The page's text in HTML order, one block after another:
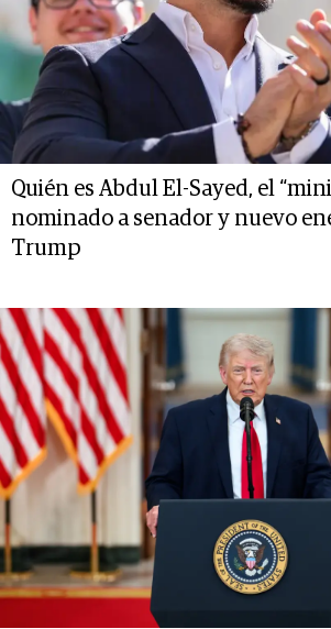
Quién es Abdul El-Sayed, el
nominado a senador y nuevo
Trump